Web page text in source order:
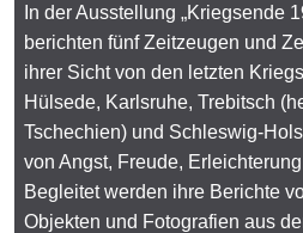
In der Ausstellung „Kriegsende
berichten fünf Zeitzeugen und
ihrer Sicht von den letzten
Hülsede, Karlsruhe, Trebitsch
Tschechien) und Schleswig-
von Angst, Freude,
Begleitet werden ihre Berichte
Objekten und Fotografien aus